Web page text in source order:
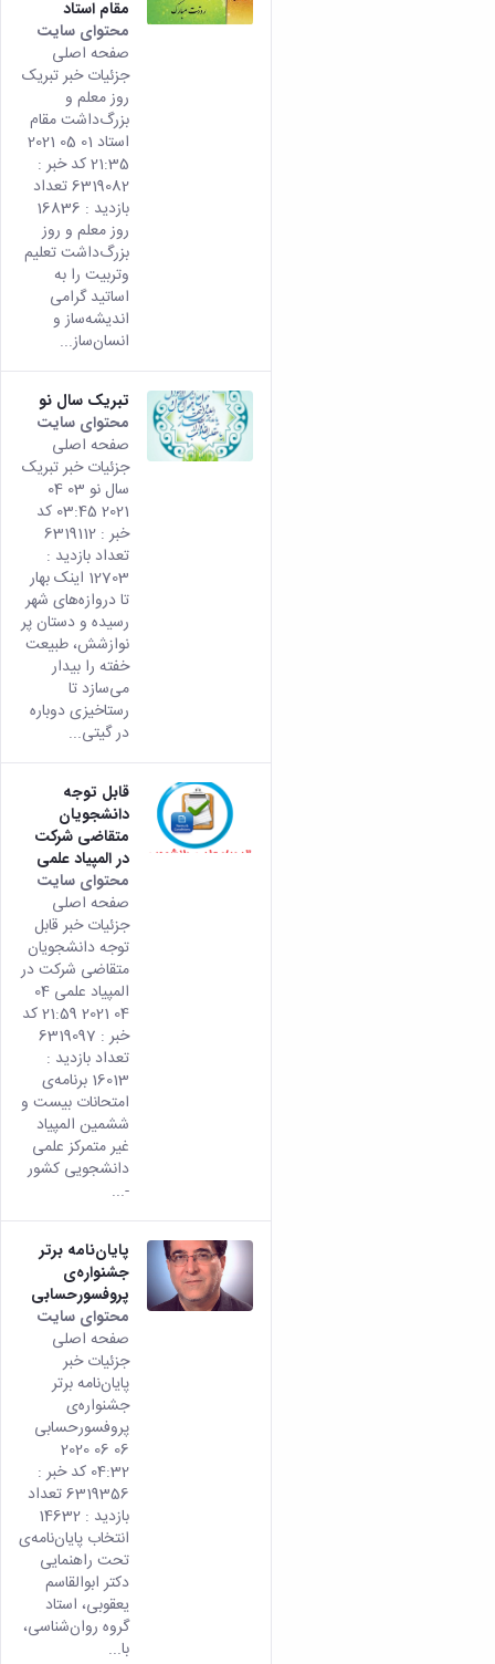
مقام استاد
محتوای سایت
صفحه اصلی
جزئیات خبر تبریک
روز معلم و
بزرگ‌داشت مقام
استاد 01 05 2021
21:35 کد خبر :
6319082 تعداد
بازدید : 16836
روز معلم و روز
بزرگ‌‌داشت تعلیم
وتربیت را به
اساتید گرامی
اندیشه‌ساز و
انسان‌ساز...
تبریک سال نو
محتوای سایت
صفحه اصلی
جزئیات خبر تبریک
سال نو 03 04
2021 03:45 کد
خبر : 6319112
تعداد بازدید :
12703 اینک بهار
تا دروازه‌های شهر
رسیده و دستان پر
نوازشش، طبیعت
خفته را بیدار
می‌سازد تا
رستاخیزی دوباره
در گیتی...
قابل توجه
دانشجویان
متقاضی شرکت
در المپیاد علمی
محتوای سایت
صفحه اصلی
جزئیات خبر قابل
توجه دانشجویان
متقاضی شرکت در
المپیاد علمی 04
04 2021 21:59 کد
خبر : 6319097
تعداد بازدید :
16013 برنامه‌ی
امتحانات بیست و
ششمین المپیاد
غیر متمرکز علمی
دانشجویی کشور
-...
پایان‌نامه برتر
جشنواره‌ی
پروفسورحسابی
محتوای سایت
صفحه اصلی
جزئیات خبر
پایان‌نامه برتر
جشنواره‌ی
پروفسورحسابی
06 06 2020
04:32 کد خبر :
6319356 تعداد
بازدید : 14632
انتخاب پایان‌نامه‌ی
تحت راهنمایی
دکتر ابوالقاسم
یعقوبی، استاد
گروه روان‌شناسی،
با...